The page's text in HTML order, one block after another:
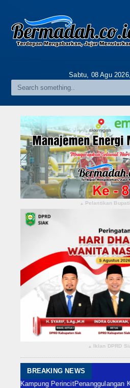
Home
Gallery
Riau
Daerah
Pekanbaru
Pelalawan
Kampar
Rokan Hulu
Bengkalis
Meranti
Indragiri Hulu
Kuansing
Sabtu, 08 Agu
▴ Pelantikan
▴ Iklan DPRD
BREAKING NEWS
PerincitPenanggulangan Karhutla di